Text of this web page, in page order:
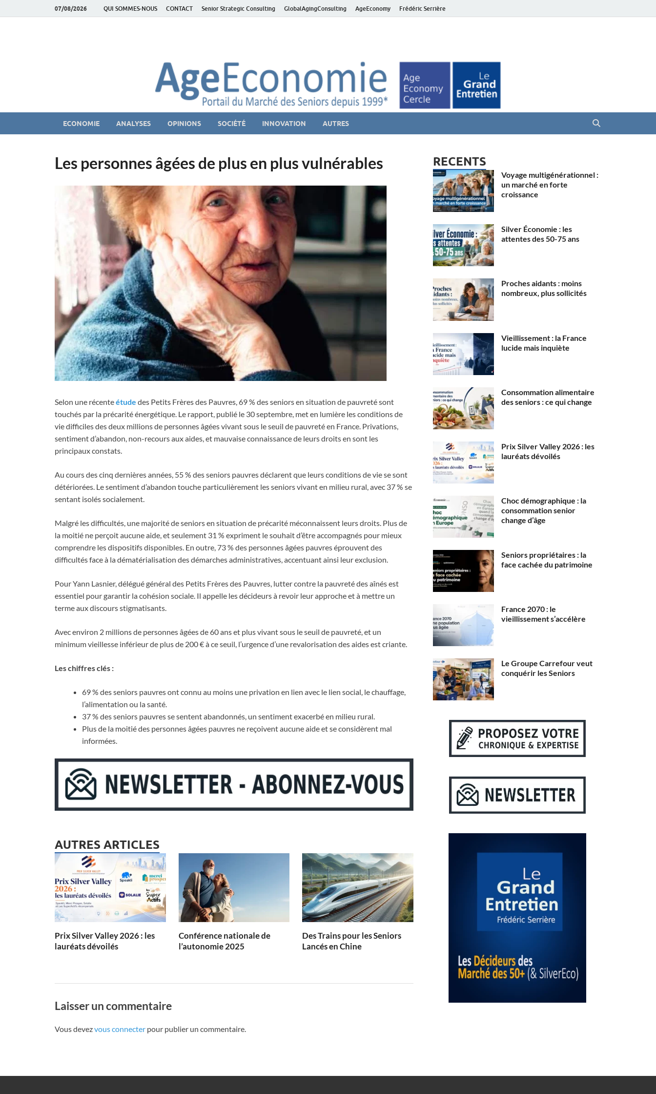
07/08/2026 QUI SOMMES-NOUS CONTACT Senior Strategic Consulting GlobalAgingConsulting AgeEconomy Frédéric Serrière
ECONOMIE ANALYSES OPINIONS SOCIÉTÉ INNOVATION AUTRES
Les personnes âgées de plus en plus vulnérables
Selon une récenteétude des Petits Frères des Pauvres, 69 % des seniors en situation de pauvreté sont
touchés par la précarité énergétique. Le rapport, publié le 30 septembre, met en lumière les conditions de
vie difficiles des deux millions de personnes âgées vivant sous le seuil de pauvreté en France. Privations,
sentiment d’abandon, non-recours aux aides, et mauvaise connaissance de leurs droits en sont les
principaux constats.
Au cours des cinq dernières années, 55 % des seniors pauvres déclarent que leurs conditions de vie se sont
détériorées. Le sentiment d’abandon touche particulièrement les seniors vivant en milieu rural, avec 37 % se
sentant isolés socialement.
Malgré les difficultés, une majorité de seniors en situation de précarité méconnaissent leurs droits. Plus de
la moitié ne perçoit aucune aide, et seulement 31 % expriment le souhait d’être accompagnés pour mieux
comprendre les dispositifs disponibles. En outre, 73 % des personnes âgées pauvres éprouvent des
difficultés face à la dématérialisation des démarches administratives, accentuant ainsi leur exclusion.
Pour Yann Lasnier, délégué général des Petits Frères des Pauvres, lutter contre la pauvreté des aînés est
essentiel pour garantir la cohésion sociale. Il appelle les décideurs à revoir leur approche et à mettre un
terme aux discours stigmatisants.
Avec environ 2 millions de personnes âgées de 60 ans et plus vivant sous le seuil de pauvreté, et un
minimum vieillesse inférieur de plus de 200 € à ce seuil, l’urgence d’une revalorisation des aides est criante.
Les chiffres clés :
69 % des seniors pauvres ont connu au moins une privation en lien avec le lien social, le chauffage,
l’alimentation ou la santé.
37 % des seniors pauvres se sentent abandonnés, un sentiment exacerbé en milieu rural.
Plus de la moitié des personnes âgées pauvres ne reçoivent aucune aide et se considèrent mal
informées.
AUTRES ARTICLES
Prix Silver Valley 2026 : les
lauréats dévoilés
Conférence nationale de
l’autonomie 2025
Des Trains pour les Seniors
Lancés en Chine
Laisser un commentaire
Vous devezvous connecter pour publier un commentaire.
RECENTS
Voyage multigénérationnel :
un marché en forte
croissance
Silver Économie : les
attentes des 50-75 ans
Proches aidants : moins
nombreux, plus sollicités
Vieillissement : la France
lucide mais inquiète
Consommation alimentaire
des seniors : ce qui change
Prix Silver Valley 2026 : les
lauréats dévoilés
Choc démographique : la
consommation senior
change d’âge
Seniors propriétaires : la
face cachée du patrimoine
France 2070 : le
vieillissement s’accélère
Le Groupe Carrefour veut
conquérir les Seniors